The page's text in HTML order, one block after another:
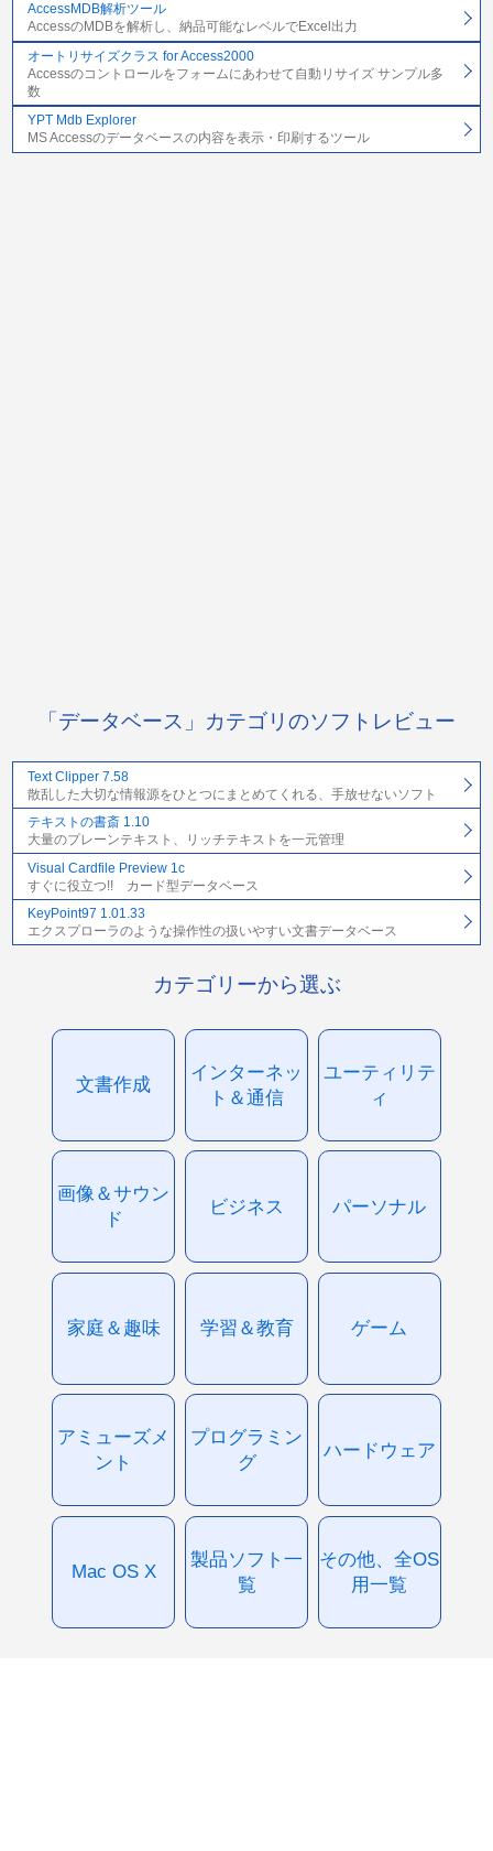
AccessMDB解析ツール
AccessのMDBを解析し、納品可能なレベルでExcel出力
オートリサイズクラス for Access2000
Accessのコントロールをフォームにあわせて自動リサイズ サンプル多
数
YPT Mdb Explorer
MS Accessのデータベースの内容を表示・印刷するツール
「データベース」カテゴリのソフトレビュー
Text Clipper 7.58
散乱した大切な情報源をひとつにまとめてくれる、手放せないソフト
テキストの書斎 1.10
大量のプレーンテキスト、リッチテキストを一元管理
Visual Cardfile Preview 1c
すぐに役立つ!! カード型データベース
KeyPoint97 1.01.33
エクスプローラのような操作性の扱いやすい文書データベース
カテゴリーから選ぶ
文書作成
インターネッ
ト＆通信
ユーティリテ
ィ
画像＆サウン
ド
ビジネス パーソナル
家庭＆趣味 学習＆教育 ゲーム
アミューズメ
ント
プログラミン
グ
ハードウェア
Mac OS X
製品ソフト一
覧
その他、全OS
用一覧